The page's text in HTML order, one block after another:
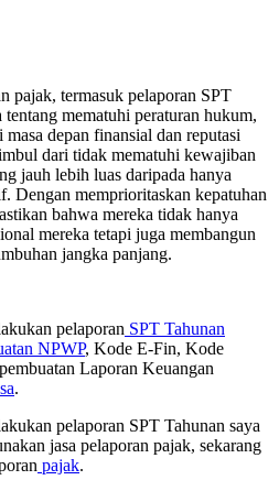
pajak, termasuk pelaporan SPT
mematuhi peraturan hukum,
depan finansial dan reputasi
dari tidak mematuhi kewajiban
jauh lebih luas daripada hanya
Dengan memprioritaskan kepatuhan
bahwa mereka tidak hanya
mereka tetapi juga membangun
jangka panjang.
pelaporan SPT Tahunan
NPWP, Kode E-Fin, Kode
Laporan Keuangan
.
pelaporan SPT Tahunan saya
jasa pelaporan pajak, sekarang
pajak.